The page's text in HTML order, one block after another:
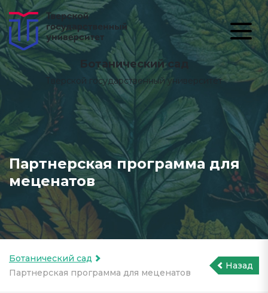
Ботанический сад
Тверской государственный университет
Партнерская программа для
меценатов
Ботанический сад
Партнерская программа для меценатов
Назад